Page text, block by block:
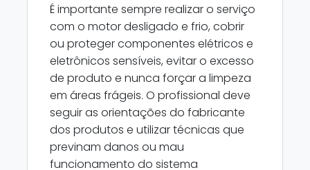
É importante sempre realizar o serviço
com o motor desligado e frio, cobrir
ou proteger componentes elétricos e
eletrônicos sensíveis, evitar o excesso
de produto e nunca forçar a limpeza
em áreas frágeis. O profissional deve
seguir as orientações do fabricante
dos produtos e utilizar técnicas que
previnam danos ou mau
funcionamento do sistema